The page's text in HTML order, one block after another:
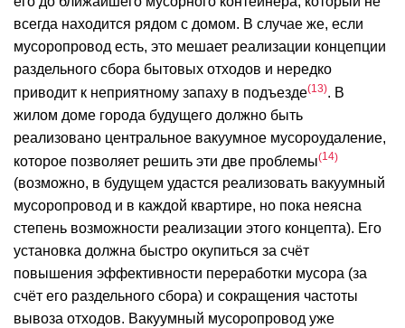
всегда находится рядом с домом. В случае же, если
мусоропровод есть, это мешает реализации концепции
раздельного сбора бытовых отходов и нередко
приводит к неприятному запаху в подъезде 13 . В
жилом доме города будущего должно быть
реализовано центральное вакуумное мусороудаление,
которое позволяет решить эти две проблемы 14
(возможно, в будущем удастся реализовать вакуумный
мусоропровод и в каждой квартире, но пока неясна
степень возможности реализации этого концепта). Его
установка должна быстро окупиться за счёт
повышения эффективности переработки мусора (за
счёт его раздельного сбора) и сокращения частоты
вывоза отходов. Вакуумный мусоропровод уже